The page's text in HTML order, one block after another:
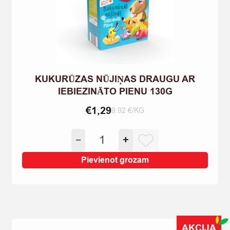
KUKURŪZAS NŪJIŅAS DRAUGU AR
IEBIEZINĀTO PIENU 130G
€1,299.92 €/KG
−
KUKURŪZAS
NŪJIŅAS
DRAUGU
AR
+
Pievienot grozam